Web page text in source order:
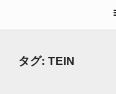
プ
タグ: TEIN